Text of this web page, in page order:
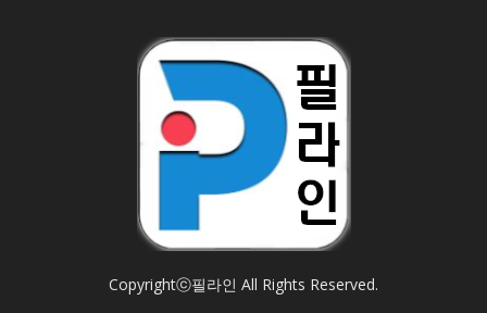
Copyrightⓒ필라인 All Rights Reserved.